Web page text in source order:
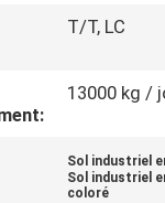
T/T, LC
13000 kg /
Sol industriel
Sol industriel
coloré